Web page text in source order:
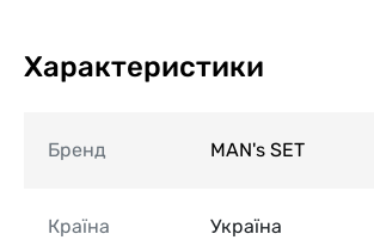
Характеристики
Бренд MAN's SET
Країна
Україна